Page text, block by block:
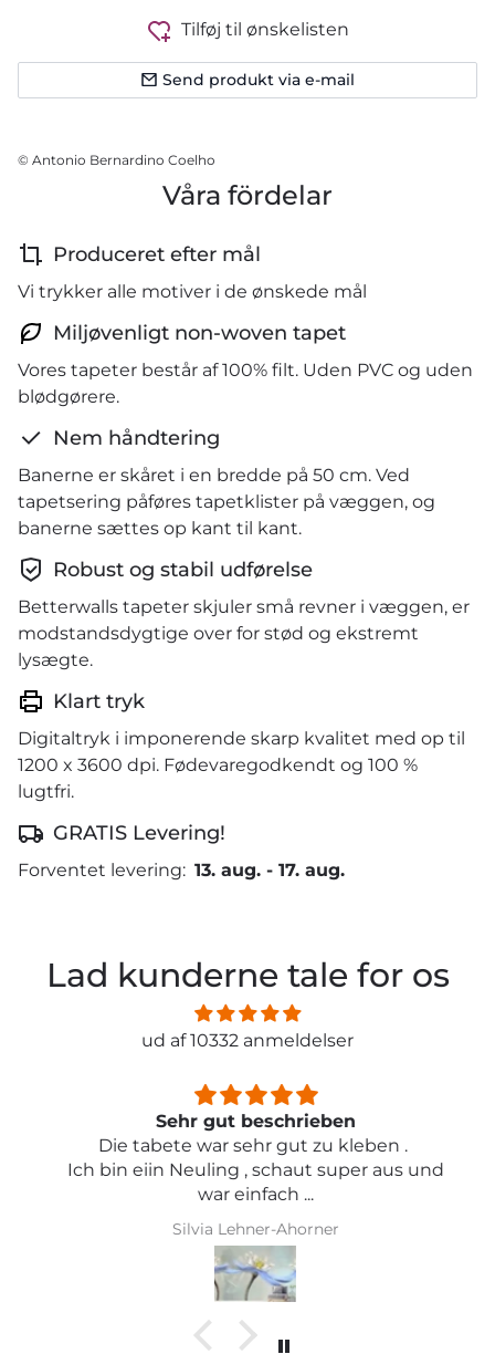
Tilføj til ønskelisten
Send produkt via e-mail
© Antonio Bernardino Coelho
Våra fördelar
Produceret efter mål
Vi trykker alle motiver i de ønskede mål
Miljøvenligt non-woven tapet
Vores tapeter består af 100% filt. Uden PVC og uden
blødgørere.
Nem håndtering
Banerne er skåret i en bredde på 50 cm. Ved
tapetsering påføres tapetklister på væggen, og
banerne sættes op kant til kant.
Robust og stabil udførelse
Betterwalls tapeter skjuler små revner i væggen, er
modstandsdygtige over for stød og ekstremt
lysægte.
Klart tryk
Digitaltryk i imponerende skarp kvalitet med op til
1200 x 3600 dpi. Fødevaregodkendt og 100 %
lugtfri.
GRATIS Levering!
Forventet levering: 13. aug. - 17. aug.
Lad kunderne tale for os
ud af 10332 anmeldelser
Sehr gut beschrieben
Die tabete war sehr gut zu kleben .
Ich bin eiin Neuling , schaut super aus und
war einfach ...
Silvia Lehner-Ahorner